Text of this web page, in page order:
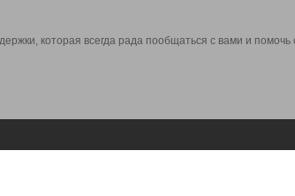
которая всегда рада пообщаться с вами и